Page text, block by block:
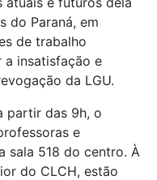
do Paraná, em
de trabalho
insatisfação e
da LGU.
partir das 9h, o
e
sala 518 do centro. À
do CLCH, estão